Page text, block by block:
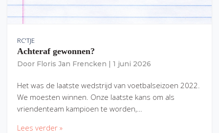
RC'TJE
Achteraf gewonnen?
Door Floris Jan Frencken 1 juni 2026
Het was de laatste wedstrijd van voetbalseizoen 2022.
We moesten winnen. Onze laatste kans om als
vriendenteam kampioen te worden,…
Lees verder »